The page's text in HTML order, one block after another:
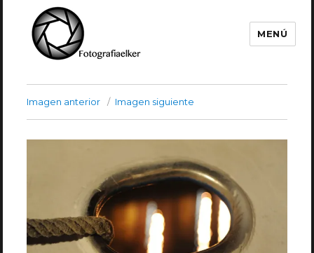
Fotografía Elker
MENÚ
Imagen anterior Imagen siguiente